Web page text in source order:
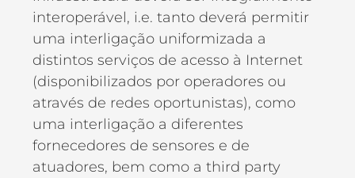
interoperável, i.e. tanto deverá permitir
uma interligação uniformizada a
distintos serviços de acesso à Internet
(disponibilizados por operadores ou
através de redes oportunistas), como
uma interligação a diferentes
fornecedores de sensores e de
atuadores, bem como a third party